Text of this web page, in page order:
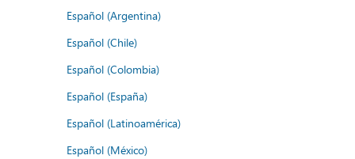
Español (Argentina)
Español (Chile)
Español (Colombia)
Español (España)
Español (Latinoamérica)
Español (México)